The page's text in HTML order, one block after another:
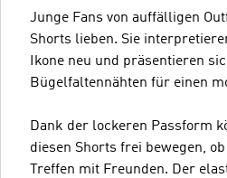
Junge Fans von auffälligen
Shorts lieben. Sie
Ikone neu und präsentieren
Bügelfaltennähten für einen
Dank der lockeren Passform
diesen Shorts frei bewegen,
Treffen mit Freunden. Der